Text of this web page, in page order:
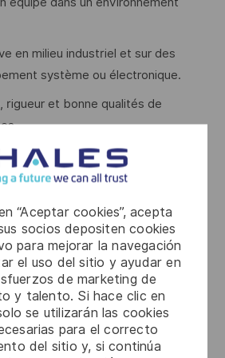
“Aceptar cookies”, acepta
socios depositen cookies
para mejorar la navegación
el uso del sitio y ayudar en
de marketing de
y talento. Si hace clic en
se utilizarán las cookies
para el correcto
del sitio y, si continúa
en milieu industriel et sur des
système ou électronique.
rigueur et bonne qualités de
"Nous souhaitons vous accueillir avec
en pleine croissance,
se développer sont multiples ! "
Engagée, reconnait
diversité est notre meilleur
nous !
d'accéder à des
du secret de la défense
retenue fera l'objet d'une